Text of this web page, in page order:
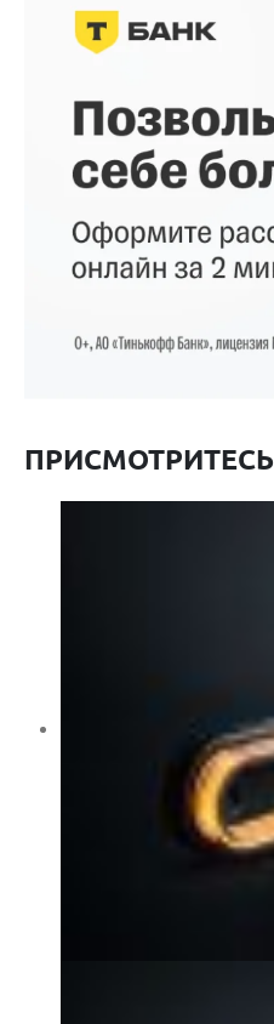
ПРИСМОТРИТЕСЬ